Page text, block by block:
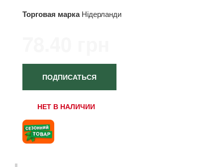
Торговая марка Нідерланди
ПОДПИСАТЬСЯ
НЕТ В НАЛИЧИИ